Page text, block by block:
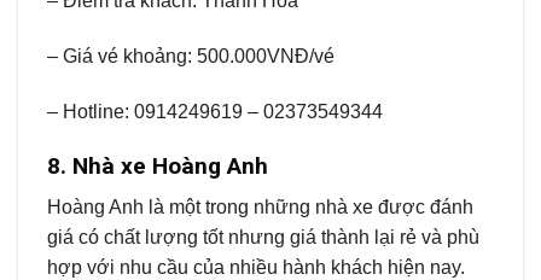
– Giá vé khoảng: 500.000VNĐ/vé
– Hotline: 0914249619 – 02373549344
8. Nhà xe Hoàng Anh
Hoàng Anh là một trong những nhà xe được đánh
giá có chất lượng tốt nhưng giá thành lại rẻ và phù
hợp với nhu cầu của nhiều hành khách hiện nay.